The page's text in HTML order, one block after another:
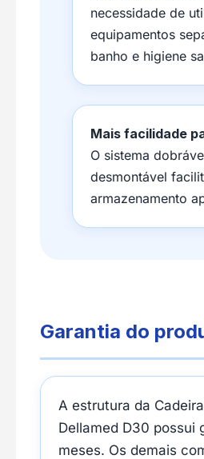
necessidade de
equipamentos
banho e higiene
Mais facilidade
O sistema
desmontável
armazenamento
Garantia do
A estrutura da
Dellamed D30 possui
meses. Os demais